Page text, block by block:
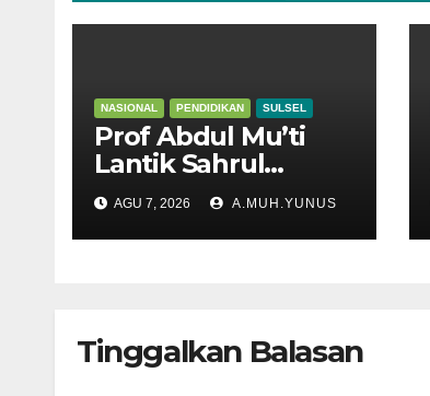
NASIONAL PENDIDIKAN SULSEL
Prof Abdul Mu’ti
Lantik Sahrul
Kepala SNT 9 Gowa
AGU 7, 2026 A.MUH.YUNUS
Tinggalkan Balasan